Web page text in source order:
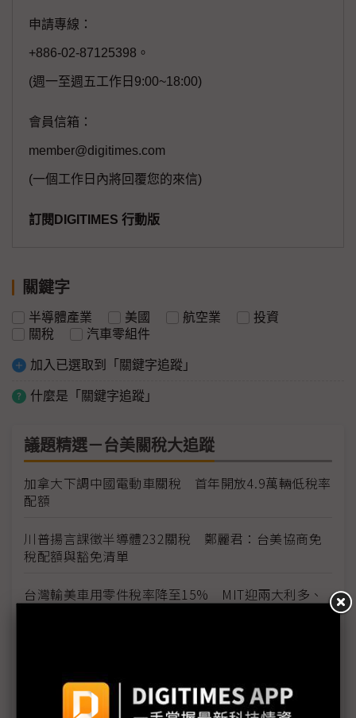
申請專線：
+886-02-87125398。
(週一至週五工作日9:00~18:00)
會員信箱：
member@digitimes.com
(一個工作日內將回覆您的來信)
訂閱DIGITIMES 行動版
關鍵字
半導體產業 美國 航空業
投資
關稅
汽車零組件
加入已選取到「關鍵字追蹤」
什麼是「關鍵字追蹤」
議題精選－台美關稅大追蹤
加拿大下調中國電動車關稅 首年開放4.9萬輛低稅率
配額
川普揚言課徵半導體232關稅 鄭麗君：台美協商免
稅配額與豁免清單
台灣輸美車用零件稅率降至15% MIT迎兩大利多、
台美關稅與能源價格成兩大關鍵 尚騰看好2H26車市